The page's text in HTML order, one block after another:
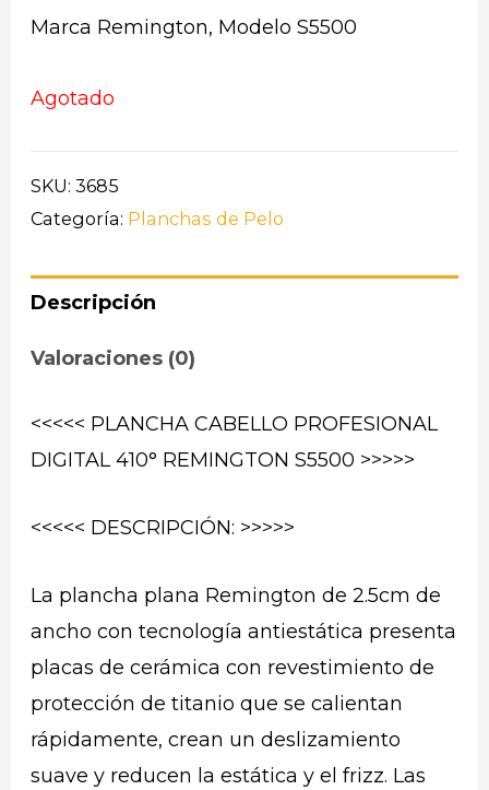
Marca Remington, Modelo S5500
Agotado
SKU: 3685
Categoría: Planchas de Pelo
Descripción
Valoraciones (0)
<<<<< PLANCHA CABELLO PROFESIONAL
DIGITAL 410° REMINGTON S5500 >>>>>
<<<<< DESCRIPCIÓN: >>>>>
La plancha plana Remington de 2.5cm de
ancho con tecnología antiestática presenta
placas de cerámica con revestimiento de
protección de titanio que se calientan
rápidamente, crean un deslizamiento
suave y reducen la estática y el frizz. Las